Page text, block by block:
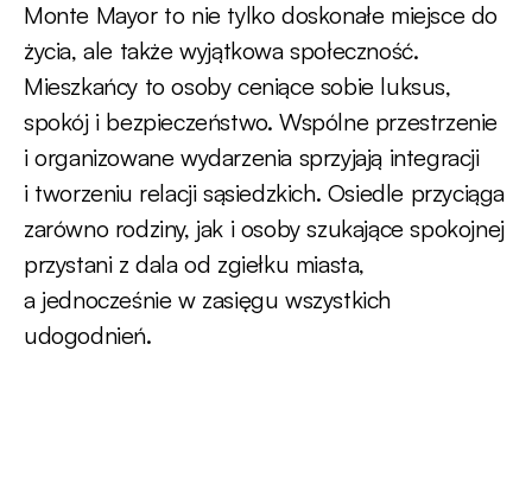
Monte Mayor to nie tylko doskonałe miejsce do
życia, ale także wyjątkowa społeczność.
Mieszkańcy to osoby ceniące sobie luksus,
spokój i bezpieczeństwo. Wspólne przestrzenie
i organizowane wydarzenia sprzyjają integracji
i tworzeniu relacji sąsiedzkich. Osiedle przyciąga
zarówno rodziny, jak i osoby szukające spokojnej
przystani z dala od zgiełku miasta,
a jednocześnie w zasięgu wszystkich
udogodnień.